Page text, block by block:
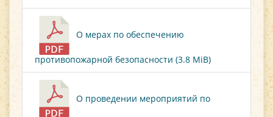
О мерах по обеспечению
противопожарной безопасности (3.8 MiB)
О проведении мероприятий по